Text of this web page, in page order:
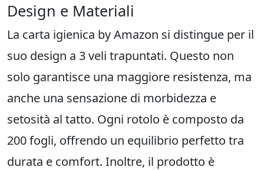
Design e Materiali
La carta igienica by Amazon si distingue per il
suo design a 3 veli trapuntati. Questo non
solo garantisce una maggiore resistenza, ma
anche una sensazione di morbidezza e
setosità al tatto. Ogni rotolo è composto da
200 fogli, offrendo un equilibrio perfetto tra
durata e comfort. Inoltre, il prodotto è